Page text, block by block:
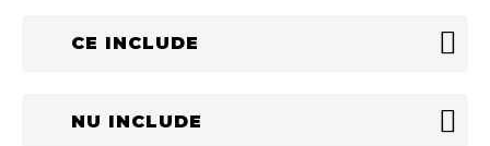
CE INCLUDE
NU INCLUDE